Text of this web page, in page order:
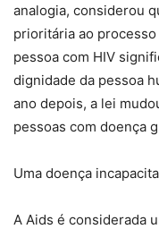
analogia, considerou
prioritária ao
pessoa com HIV
dignidade da pessoa
ano depois, a lei
pessoas com doença
Uma doença
A Aids é considerada